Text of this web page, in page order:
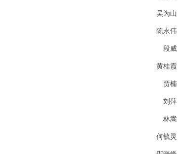
吴为山
陈永伟
段威
黄桂霞
贾楠
刘萍
林嵩
何毓灵